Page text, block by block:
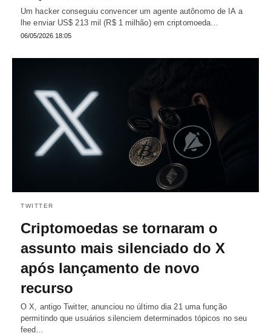
Um hacker conseguiu convencer um agente autônomo de IA a
lhe enviar US$ 213 mil (R$ 1 milhão) em criptomoeda…
06/05/2026 18:05
TWITTER
Criptomoedas se tornaram o
assunto mais silenciado do X
após lançamento de novo
recurso
O X, antigo Twitter, anunciou no último dia 21 uma função
permitindo que usuários silenciem determinados tópicos no seu
feed…